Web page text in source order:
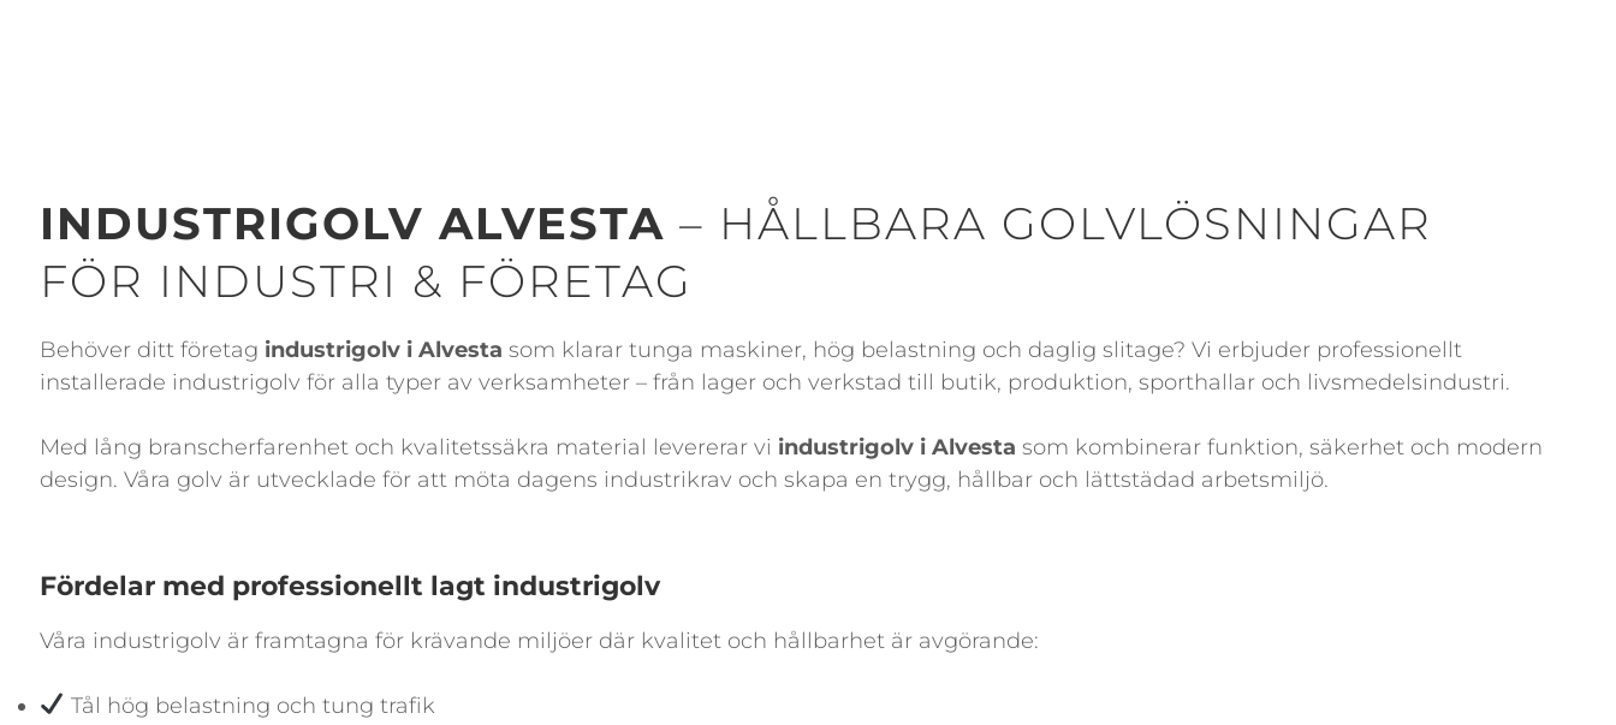
INDUSTRIGOLV ALVESTA – HÅLLBARA GOLVLÖSNINGAR
FÖR INDUSTRI & FÖRETAG
Behöver ditt företag industrigolv i Alvesta som klarar tunga maskiner, hög belastning och daglig slitage? Vi erbjuder professionellt
installerade industrigolv för alla typer av verksamheter – från lager och verkstad till butik, produktion, sporthallar och livsmedelsindustri.
Med lång branscherfarenhet och kvalitetssäkra material levererar vi industrigolv i Alvesta som kombinerar funktion, säkerhet och modern
design. Våra golv är utvecklade för att möta dagens industrikrav och skapa en trygg, hållbar och lättstädad arbetsmiljö.
Fördelar med professionellt lagt industrigolv
Våra industrigolv är framtagna för krävande miljöer där kvalitet och hållbarhet är avgörande:
Tål hög belastning och tung trafik